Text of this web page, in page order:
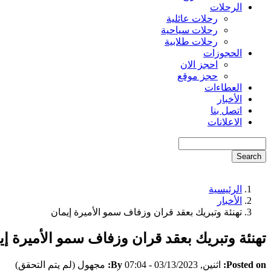
الرحلات
رحلات عائلية
رحلات سياحية
رحلات طلابية
الحجوزات
احجز الان
حجز موقع
العطاءات
الأخبار
اتصل بنا
الاعلانات
Breadcrumb
الرئيسية
الأخبار
تهنئة وتبريك بعقد قران وزفاف سمو الأميرة إيمان
تهنئة وتبريك بعقد قران وزفاف سمو الأميرة
Posted on: اثنين, 03/13/2023 - 07:04 By: مجهول (لم يتم التحقق)